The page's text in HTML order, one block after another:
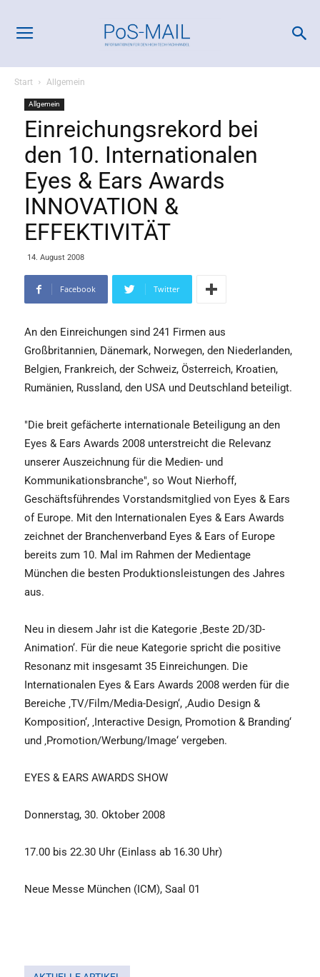
Start Allgemein
Allgemein
Einreichungsrekord bei
den 10. Internationalen
Eyes & Ears Awards
INNOVATION &
EFFEKTIVITÄT
14. August 2008
Facebook Twitter
An den Einreichungen sind 241 Firmen aus
Großbritannien, Dänemark, Norwegen, den Niederlanden,
Belgien, Frankreich, der Schweiz, Österreich, Kroatien,
Rumänien, Russland, den USA und Deutschland beteiligt.
"Die breit gefächerte internationale Beteiligung an den
Eyes & Ears Awards 2008 unterstreicht die Relevanz
unserer Auszeichnung für die Medien- und
Kommunikationsbranche", so Wout Nierhoff,
Geschäftsführendes Vorstandsmitglied von Eyes & Ears
of Europe. Mit den Internationalen Eyes & Ears Awards
zeichnet der Branchenverband Eyes & Ears of Europe
bereits zum 10. Mal im Rahmen der Medientage
München die besten Produktionsleistungen des Jahres
aus.
Neu in diesem Jahr ist die Kategorie ‚Beste 2D/3D-
Animation‘. Für die neue Kategorie spricht die positive
Resonanz mit insgesamt 35 Einreichungen. Die
Internationalen Eyes & Ears Awards 2008 werden für die
Bereiche ‚TV/Film/Media-Design‘, ‚Audio Design &
Komposition‘, ‚Interactive Design, Promotion & Branding‘
und ‚Promotion/Werbung/Image‘ vergeben.
EYES & EARS AWARDS SHOW
Donnerstag, 30. Oktober 2008
17.00 bis 22.30 Uhr (Einlass ab 16.30 Uhr)
Neue Messe München (ICM), Saal 01